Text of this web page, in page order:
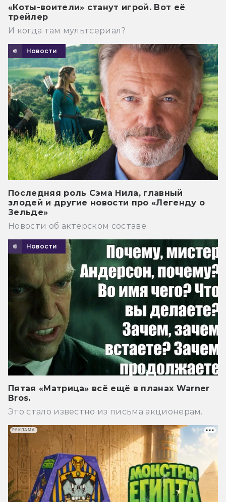
«Коты-воители» станут игрой. Вот её
трейлер
И когда там мультсериал?
Новости
Последняя роль Сэма Нила, главный
злодей и другие новости про «Легенду о
Зельде»
Новости об актёрском составе.
Новости
Пятая «Матрица» всё ещё в планах Warner
Bros.
Это стало известно из письма акционерам.
РЕКЛАМА